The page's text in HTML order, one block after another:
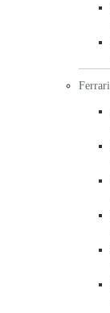
Ferrari